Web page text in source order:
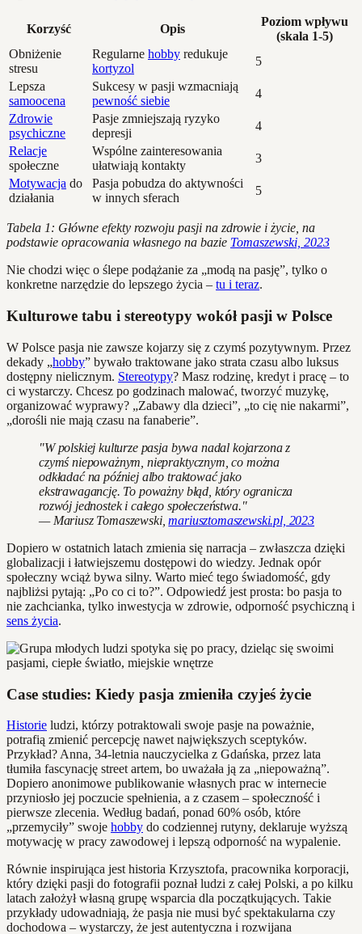
Korzyść Opis
Poziom wpływu
(skala 1-5)
Obniżenie
stresu
Regularne hobby redukuje
kortyzol
5
Lepsza
samoocena
Sukcesy w pasji wzmacniają
pewność siebie
4
Zdrowie
psychiczne
Pasje zmniejszają ryzyko
depresji
4
Relacje
społeczne
Wspólne zainteresowania
ułatwiają kontakty
3
Motywacja do
działania
Pasja pobudza do aktywności
w innych sferach
5
Tabela 1: Główne efekty rozwoju pasji na zdrowie i życie, na
podstawie opracowania własnego na bazie Tomaszewski, 2023
Nie chodzi więc o ślepe podążanie za „modą na pasję”, tylko o
konkretne narzędzie do lepszego życia – tu i teraz.
Kulturowe tabu i stereotypy wokół pasji w Polsce
W Polsce pasja nie zawsze kojarzy się z czymś pozytywnym. Przez
dekady „hobby” bywało traktowane jako strata czasu albo luksus
dostępny nielicznym. Stereotypy? Masz rodzinę, kredyt i pracę – to
ci wystarczy. Chcesz po godzinach malować, tworzyć muzykę,
organizować wyprawy? „Zabawy dla dzieci”, „to cię nie nakarmi”,
„dorośli nie mają czasu na fanaberie”.
"W polskiej kulturze pasja bywa nadal kojarzona z
czymś niepoważnym, niepraktycznym, co można
odkładać na później albo traktować jako
ekstrawagancję. To poważny błąd, który ogranicza
rozwój jednostek i całego społeczeństwa."
— Mariusz Tomaszewski,mariusztomaszewski.pl, 2023
Dopiero w ostatnich latach zmienia się narracja – zwłaszcza dzięki
globalizacji i łatwiejszemu dostępowi do wiedzy. Jednak opór
społeczny wciąż bywa silny. Warto mieć tego świadomość, gdy
najbliżsi pytają: „Po co ci to?”. Odpowiedź jest prosta: bo pasja to
nie zachcianka, tylko inwestycja w zdrowie, odporność psychiczną i
sens życia.
Case studies: Kiedy pasja zmieniła czyjeś życie
Historie ludzi, którzy potraktowali swoje pasje na poważnie,
potrafią zmienić percepcję nawet największych sceptyków.
Przykład? Anna, 34-letnia nauczycielka z Gdańska, przez lata
tłumiła fascynację street artem, bo uważała ją za „niepoważną”.
Dopiero anonimowe publikowanie własnych prac w internecie
przyniosło jej poczucie spełnienia, a z czasem – społeczność i
pierwsze zlecenia. Według badań, ponad 60% osób, które
„przemyciły” swoje hobby do codziennej rutyny, deklaruje wyższą
motywację w pracy zawodowej i lepszą odporność na wypalenie.
Równie inspirująca jest historia Krzysztofa, pracownika korporacji,
który dzięki pasji do fotografii poznał ludzi z całej Polski, a po kilku
latach założył własną grupę wsparcia dla początkujących. Takie
przykłady udowadniają, że pasja nie musi być spektakularna czy
dochodowa – wystarczy, że jest autentyczna i rozwijana